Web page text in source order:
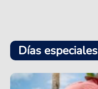
Días especiales